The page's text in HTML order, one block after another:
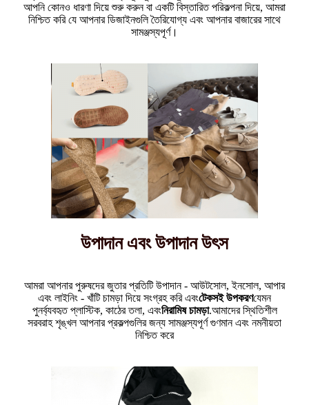
আপনি কোনও ধারণা দিয়ে শুরু করুন বা একটি বিস্তারিত পরিকল্পনা দিয়ে, আমরা
নিশ্চিত করি যে আপনার ডিজাইনগুলি তৈরিযোগ্য এবং আপনার বাজারের সাথে
সামঞ্জস্যপূর্ণ।
উপাদান এবং উপাদান উৎস
আমরা আপনার পুরুষদের জুতার প্রতিটি উপাদান - আউটসোল, ইনসোল, আপার
এবং লাইনিং - খাঁটি চামড়া দিয়ে সংগ্রহ করি এবংটেকসই উপকরণযেমন
পুনর্ব্যবহৃত প্লাস্টিক, কাঠের তলা, এবংনিরামিষ চামড়া.আমাদের স্থিতিশীল
সরবরাহ শৃঙ্খল আপনার প্রকল্পগুলির জন্য সামঞ্জস্যপূর্ণ গুণমান এবং নমনীয়তা
নিশ্চিত করে